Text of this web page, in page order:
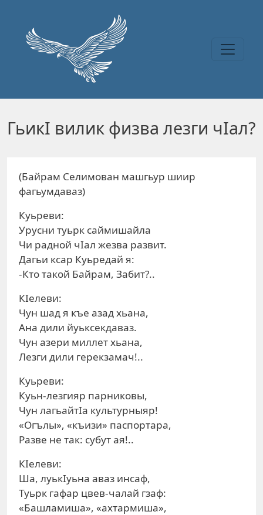
ГьикI вилик физва лезги чIал?
(Байрам Селимован машгьур шиир
фагьумдаваз)
Куьреви:
Урусни туьрк саймишайла
Чи радной чIал жезва развит.
Дагьи ксар Куьредай я:
-Кто такой Байрам, Забит?..
КIелеви:
Чун шад я къе азад хьана,
Ана дили йуьксекдаваз.
Чун азери миллет хьана,
Лезги дили герекзамач!..
Куьреви:
Куьн-лезгияр парниковы,
Чун лагьайтIа культурныяр!
«Огълы», «къизи» паспортара,
Разве не так: субут ая!..
КIелеви:
Ша, луькIуьна аваз инсаф,
Туьрк гафар цвев-чалай гзаф:
«Башламиша», «ахтармиша»,